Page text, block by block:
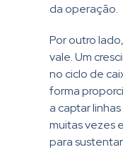
da operação.
Por outro
vale. Um
no ciclo de
forma
a captar
muitas vezes
para